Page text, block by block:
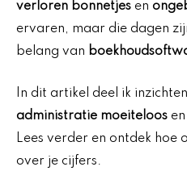
verloren bonnetjes en
ervaren, maar die dagen
belang van
In dit artikel deel ik
administratie moeiteloos en
Lees verder en ontdek hoe
over je cijfers.